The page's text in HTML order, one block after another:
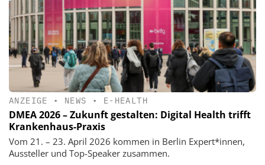
ANZEIGE • NEWS • E-HEALTH
DMEA 2026 – Zukunft gestalten: Digital Health trifft
Krankenhaus-Praxis
Vom 21. – 23. April 2026 kommen in Berlin Expert*innen,
Aussteller und Top-Speaker zusammen.